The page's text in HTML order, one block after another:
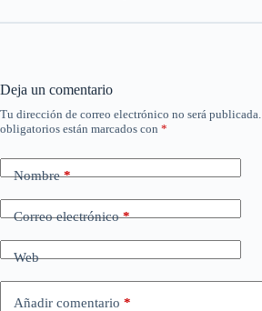
Deja un comentario
Tu dirección de correo electrónico no será publicada.
obligatorios están marcados con *
Nombre*
Correo electrónico*
Web
Añadir comentario *